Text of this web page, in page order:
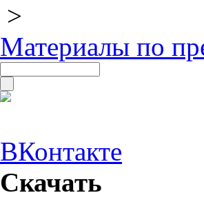
>
Материалы по
ВКонтакте
Скачать